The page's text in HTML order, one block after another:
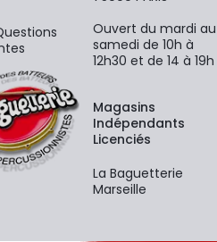
Ouvert du mardi au
samedi de 10h à
12h30 et de 14 à 19h
Magasins
Indépendants
Licenciés
La Baguetterie
Marseille